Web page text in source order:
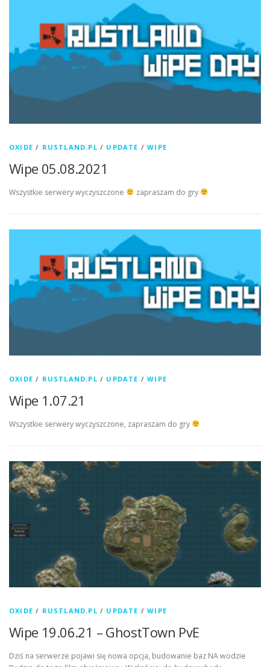
OXIDE / RUSTLAND.PL / UPDATE /WIPE
Wipe 05.08.2021
Wszystkie serwery wyczyszczone zapraszam do gry
OXIDE / RUSTLAND.PL / UPDATE /WIPE
Wipe 1.07.21
Wszystkie serwery wyczyszczone, zapraszam do gry
OXIDE / RUSTLAND.PL / UPDATE /WIPE
Wipe 19.06.21 – GhostTown PvE
Dziś na serwerze pojawi się nowa opcja, budowanie baz NA wodzie